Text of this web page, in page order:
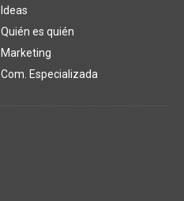
Ideas
Quién es quién
Marketing
Com. Especializada